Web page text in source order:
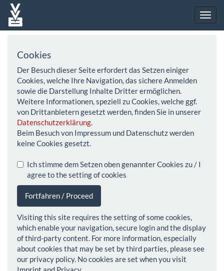
Cookies
Der Besuch dieser Seite erfordert das Setzen einiger
Cookies, welche Ihre Navigation, das sichere Anmelden
sowie die Darstellung Inhalte Dritter ermöglichen.
Weitere Informationen, speziell zu Cookies, welche ggf.
von Drittanbietern gesetzt werden, finden Sie in unserer
Datenschutzerklärung.
Beim Besuch von Impressum und Datenschutz werden
keine Cookies gesetzt.
Ich stimme dem Setzen oben genannter Cookies zu / I
agree to the setting of cookies
Fortfahren / Proceed
Visiting this site requires the setting of some cookies,
which enable your navigation, secure login and the display
of third-party content. For more information, especially
about cookies that may be set by third parties, please see
our privacy policy. No cookies are set when you visit